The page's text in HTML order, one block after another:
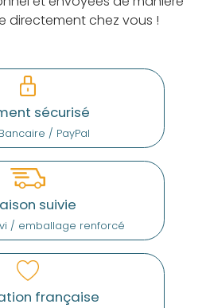
directement chez vous !
sécurisé
/ PayPal
suivie
/ emballage renforcé
française